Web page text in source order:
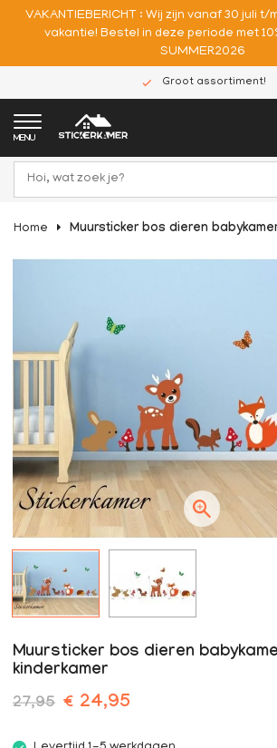
VAKANTIEBERICHT : Wij zijn vanaf 30 juli
vakantie! Bestel in deze periode met
SUMMER2026
Groot assortiment!
MENU
Home Muursticker bos dieren
Muursticker bos dieren
kinderkamer
27,95 € 24,95